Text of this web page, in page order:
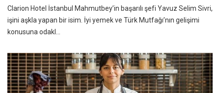
Clarion Hotel İstanbul Mahmutbey’in başarılı şefi Yavuz Selim Sivri,
işini aşkla yapan bir isim. İyi yemek ve Türk Mutfağı’nın gelişimi
konusuna odakl...